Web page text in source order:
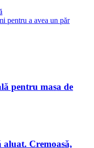
pentru a avea un păr
pentru masa de
aluat. Cremoasă,